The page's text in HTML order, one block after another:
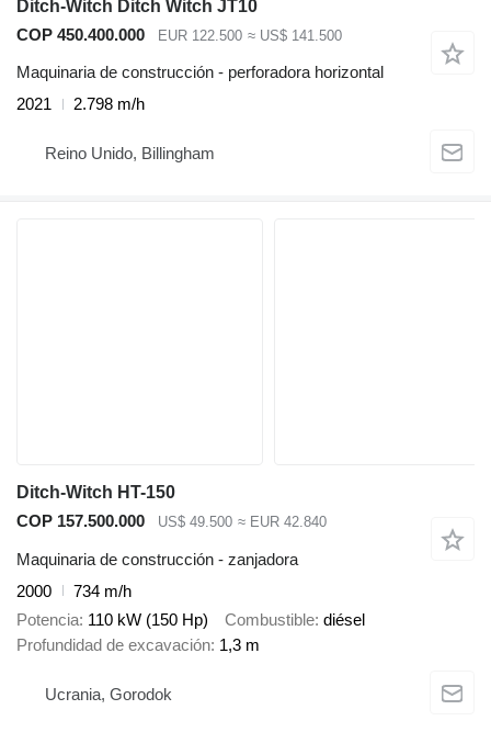
Ditch-Witch Ditch Witch JT10
COP 450.400.000
EUR 122.500 ≈ US$ 141.500
Maquinaria de construcción - perforadora horizontal
2021
2.798 m/h
Reino Unido, Billingham
Ditch-Witch HT-150
COP 157.500.000
US$ 49.500 ≈ EUR 42.840
Maquinaria de construcción - zanjadora
2000
734 m/h
Potencia 110 kW (150 Hp) Combustible diésel
Profundidad de excavación 1,3 m
Ucrania, Gorodok